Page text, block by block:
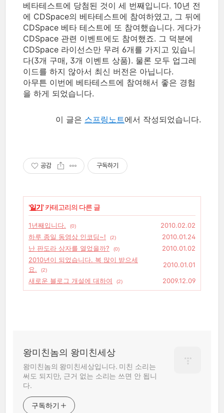
베타테스트에 당첨된 것이 세 번째입니다. 10년 전
에 CDSpace의 베타테스트에 참여하였고, 그 뒤에
CDSpace 베타 테스트에 또 참여했습니다. 게다가
CDSpace 관련 이벤트에도 참여했죠. 그 덕분에
CDSpace 라이선스만 무려 6개를 가지고 있습니
다(3개 구매, 3개 이벤트 상품). 물론 모두 업그레
이드를 하지 않아서 최신 버전은 아닙니다.
아무튼 이번에 베타테스트에 참여해서 좋은 경험
을 하게 되었습니다.
이 글은 스프링노트에서 작성되었습니다.
공감 구독하기
'일기' 카테고리의 다른 글
1년째입니다. (0)
2010.02.02
하루 종일 동영상 인코딩~!
(2)
2010.01.24
난 판도라 상자를 열었을까?
(0)
2010.01.02
2010년이 되었습니다. 복 많이 받으세
요.
(2)
2010.01.01
새로운 블로그 개설에 대하여
(2) 2009.12.09
왕미친놈의 왕미친세상
왕미친놈의 왕미친세상입니다. 미친 소리는
써도 되지만, 근거 없는 소리는 쓰면 안 됩니
다.
구독하기